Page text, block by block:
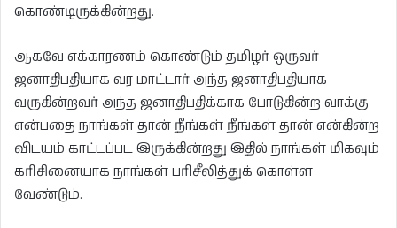
கொண்டிருக்கின்றது.
ஆகவே எக்காரணம் கொண்டும் தமிழர் ஒருவர்
ஜனாதிபதியாக வர மாட்டார் அந்த ஜனாதிபதியாக
வருகின்றவர் அந்த ஜனாதிபதிக்காக போடுகின்ற வாக்கு
என்பதை நாங்கள் தான் நீங்கள் நீங்கள் தான் என்கின்ற
விடயம் காட்டப்பட இருக்கின்றது இதில் நாங்கள் மிகவும்
கரிசினையாக நாங்கள் பரிசீலித்துக் கொள்ள
வேண்டும்.